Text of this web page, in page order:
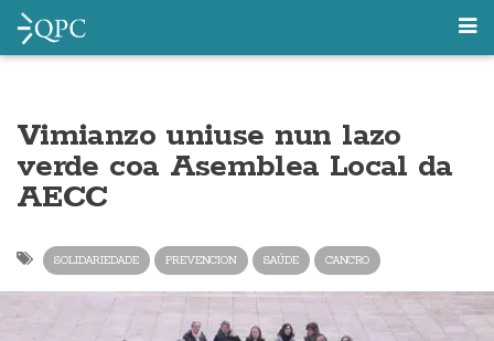
Vimianzo uniuse nun lazo
verde coa Asemblea Local da
AECC
SOLIDARIEDADE PREVENCION SAÚDE CANCRO